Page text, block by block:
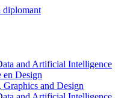
diplomant
and Artificial Intelligence
Design
and Design